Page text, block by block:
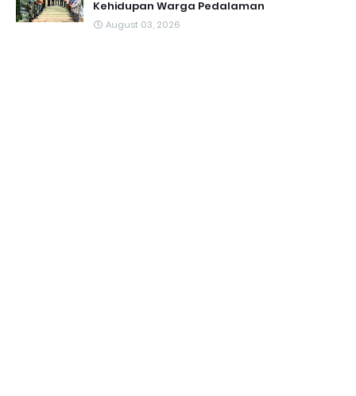
Kehidupan Warga Pedalaman ‎
August 03, 2026